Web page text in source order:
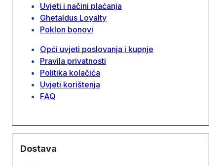
Uvjeti i načini plaćanja
Ghetaldus Loyalty
Poklon bonovi
Opći uvjeti poslovanja i kupnje
Pravila privatnosti
Politika kolačića
Uvjeti korištenja
FAQ
Dostava